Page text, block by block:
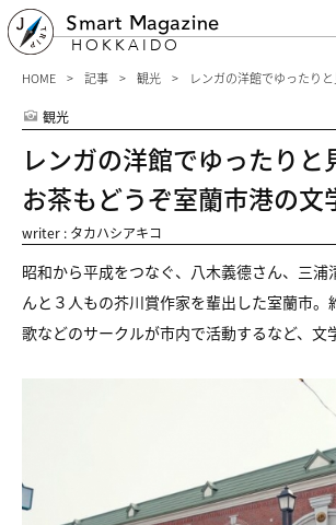
Smart Magazine
HOKKAIDO
HOME 記事 観光 レンガの洋館でゆったり
観光
レンガの洋館でゆったりと
お茶もどうぞ室蘭市港の文
writer : タカハシアキコ
昭和から平成をつなぐ、八木義德さん、三浦
んと３人もの芥川賞作家を輩出した室蘭市。
歌などのサークルが市内で活動するなど、文